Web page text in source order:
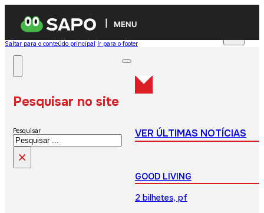
MENU
Saltar para o conteúdo principal Ir para o footer
Pesquisar no site
Pesquisar
×
VER ÚLTIMAS NOTÍCIAS
GOOD LIVING
2 bilhetes, pf